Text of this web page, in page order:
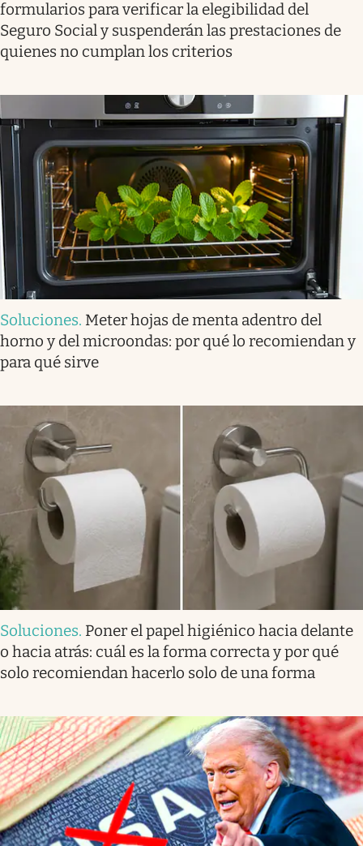
formularios para verificar la elegibilidad del
Seguro Social y suspenderán las prestaciones de
quienes no cumplan los criterios
Soluciones. Meter hojas de menta adentro del
horno y del microondas: por qué lo recomiendan y
para qué sirve
Soluciones. Poner el papel higiénico hacia delante
o hacia atrás: cuál es la forma correcta y por qué
solo recomiendan hacerlo solo de una forma